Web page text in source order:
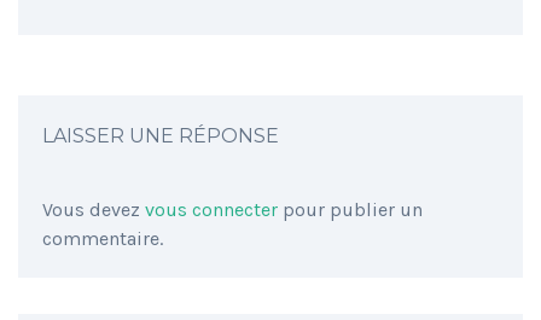
LAISSER UNE RÉPONSE
Vous devez vous connecter pour publier un
commentaire.